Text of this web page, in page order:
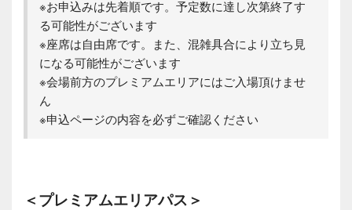
※お申込みは先着順です。予定数に達し次第終了す
る可能性がございます
※座席は自由席です。また、混雑具合により立ち見
になる可能性がございます
※会場前方のプレミアムエリアにはご入場頂けませ
ん
※申込ページの内容を必ずご確認ください
＜プレミアムエリアパス＞